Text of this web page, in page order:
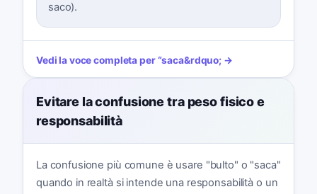
saco).
Vedi la voce completa per“saca&rdquo; →
Evitare la confusione tra peso fisico e
responsabilità
La confusione più comune è usare "bulto" o "saca"
quando in realtà si intende una responsabilità o un